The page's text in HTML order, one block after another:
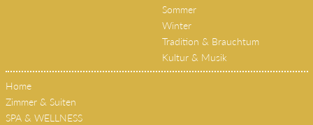
Sommer
Winter
Tradition & Brauchtum
Kultur & Musik
Home
Zimmer & Suiten
SPA & WELLNESS